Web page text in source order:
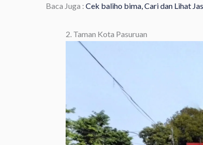
Baca Juga : Cek baliho bima, Cari dan Lihat
2. Taman Kota Pasuruan